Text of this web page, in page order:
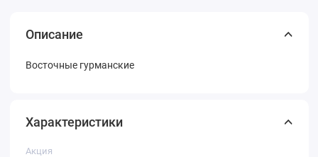
Описание
Восточные гурманские
Характеристики
Акция